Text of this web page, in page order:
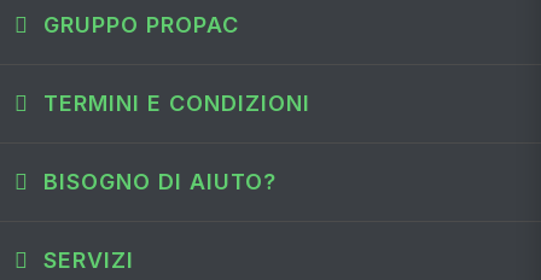
GRUPPO PROPAC
TERMINI E CONDIZIONI
BISOGNO DI AIUTO?
SERVIZI